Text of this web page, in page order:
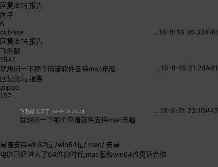
回复此帖 报告
陶子
6
#40
18-8-18 16:33
…
cubase
回复此帖 报告
飞毛腿
1541
#41
18-8-18 21:24
…
就想问一下那个简谱软件支持mac电脑
回复此帖 报告
ziipoo
197
#42
18-8-21 23:10
…
飞毛腿 发表于 18-8-18 21:24
就想问一下那个简谱软件支持mac电脑
易谱支持win32位 /win64位/ mac/ 安卓
电脑已经进入了64位的时代,mac版和win64位更适合你